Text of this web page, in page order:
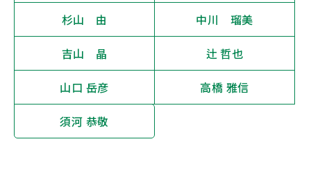
杉山 由 中川 瑠美
吉山 晶 辻 哲也
山口 岳彦 高橋 雅信
須河 恭敬